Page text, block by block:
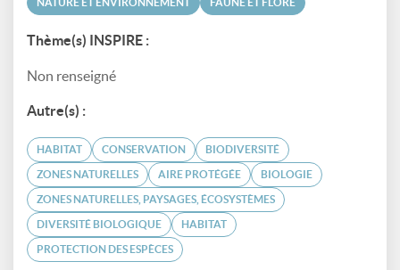
Thème(s) INSPIRE :
Non renseigné
Autre(s) :
HABITAT CONSERVATION BIODIVERSITÉ
ZONES NATURELLES AIRE PROTÉGÉE BIOLOGIE
ZONES NATURELLES, PAYSAGES, ÉCOSYSTÈMES
DIVERSITÉ BIOLOGIQUE HABITAT
PROTECTION DES ESPÈCES